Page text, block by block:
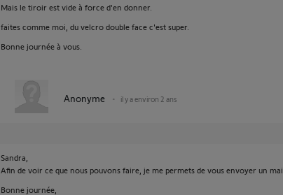
Mais le tiroir est vide à force d'en donner.
faites comme moi, du velcro double face c'est super.
Bonne journée à vous.
Anonyme il y a environ 2 ans
Sandra,
Afin de voir ce que nous pouvons faire, je me permets de vous envoyer un
Bonne journée,